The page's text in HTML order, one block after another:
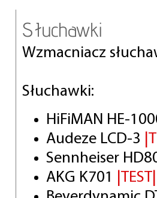
Słuchawki
Wzmacniacz
Słuchawki:
HiFiMAN HE-
Audeze LCD-3
Sennheiser
AKG K701
|TEST|